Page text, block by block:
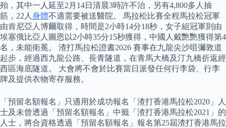
殆，其中一人延至2月14日清晨3時許不治，另有4,800多人抽
筋，22人 身體不適需要被送醫院。 馬拉松比賽全程馬拉松冠軍
由肯尼亞人博爾取得，時間是2小時14分18秒，女子組冠軍則由
埃塞俄比亞人圖恩以2小時35分15秒獲得，中國人戴艷艷獲得第4
名，未能衛冕。 渣打馬拉松證書2026 賽事在九龍尖沙咀彌敦道
起步，經過西九龍公路、長青隧道，在青馬大橋及汀九橋折返經
西區海底隧道。 大會將不會於比賽當日派發任何行李袋、行李
牌及提供衣物寄存服務。
「預留名額報名」只適用於成功報名「渣打香港馬拉松2020」人
士及未曾透過「預留名額報名」中籤「渣打香港馬拉松2021」的
人士，將合資格透過「預留名額報名」報名第25屆渣打香港馬拉